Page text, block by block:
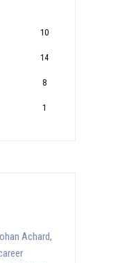
10
14
8
1
Achard,